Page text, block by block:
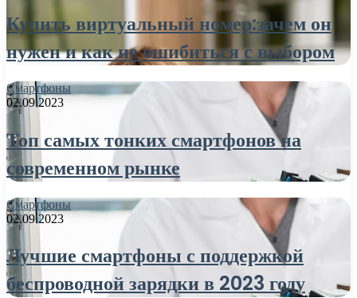
Купить виртуальный номер:зачем он
нужен и как не ошибиться с выбором
Смартфоны
02.09.2023
Топ самых тонких смартфонов на
современном рынке
Смартфоны
02.09.2023
Лучшие смартфоны с поддержкой
беспроводной зарядки в 2023 году